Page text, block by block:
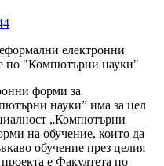
електронни
по "Компютърни науки"
форми за
науки” има за цел
„Компютърни
на обучение, които да
обучение през целия
е Факултета по